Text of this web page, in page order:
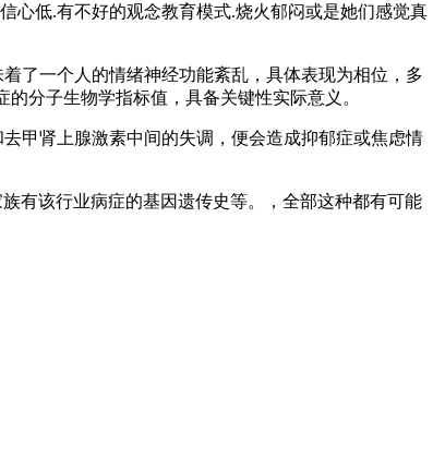
低.有不好的观念教育模式.烧火郁闷或是她们感觉真
了一个人的情绪神经功能紊乱，具体表现为相位，多
分子生物学指标值，具备关键性实际意义。
甲肾上腺激素中间的失调，便会造成抑郁症或焦虑情
有该行业病症的基因遗传史等。，全部这种都有可能